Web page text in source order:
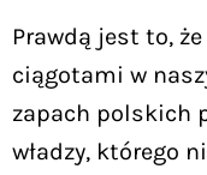
Prawdą jest to,
ciągotami w
zapach polskich
władzy, którego